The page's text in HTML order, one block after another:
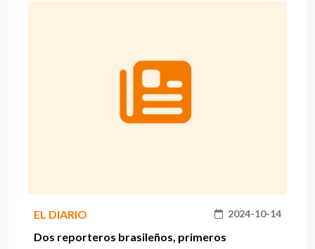
EL DIARIO 2024-10-14
Dos reporteros brasileños, primeros